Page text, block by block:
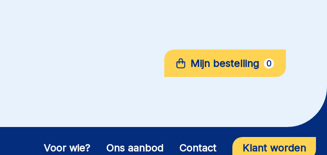
Mijn bestelling 0
Voor wie? Ons aanbod Contact Klant worden